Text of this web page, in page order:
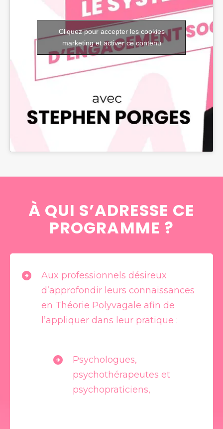
Cliquez pour accepter les cookies
marketing et activer ce contenu
À QUI S’ADRESSE CE
PROGRAMME ?
Aux professionnels désireux
d’approfondir leurs connaissances
en Théorie Polyvagale afin de
l’appliquer dans leur pratique :
Psychologues,
psychothérapeutes et
psychopraticiens,